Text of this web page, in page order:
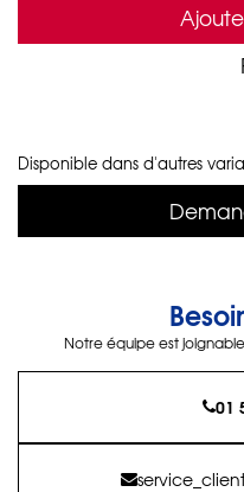
Disponible dans d'autres
Notre équipe est
01